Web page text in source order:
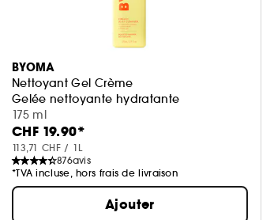
BYOMA
Nettoyant Gel Crème
Gelée nettoyante hydratante
175 ml
CHF 19.90*
113,71 CHF / 1L
876avis
*TVA incluse, hors frais de livraison
Ajouter